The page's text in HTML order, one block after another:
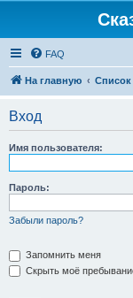
FAQ
На главную
Вход
Имя пользователя:
Пароль:
Забыли пароль?
Запомнить меня
Скрыть моё